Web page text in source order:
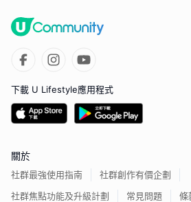
下載 U Lifestyle應用程式
關於
社群最強使用指南
社群創作有價企劃
社群焦點功能及升級計劃
常見問題 條